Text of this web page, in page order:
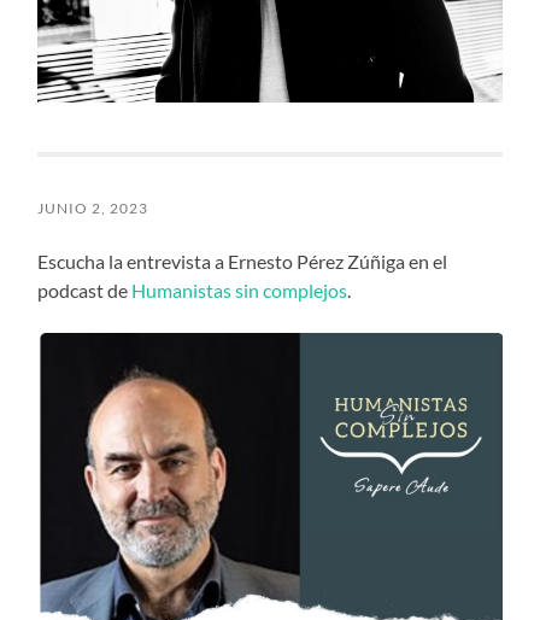
JUNIO 2, 2023
Escucha la entrevista a Ernesto Pérez Zúñiga en el
podcast de Humanistas sin complejos.